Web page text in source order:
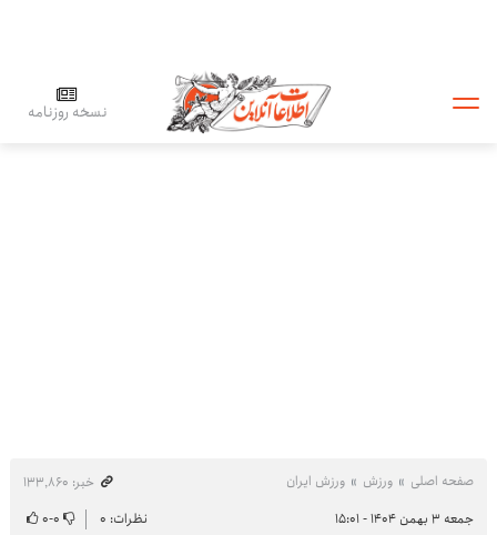
نسخه روزنامه
صفحه اصلی ورزش ورزش ایران
خبر: ۱۳۳٬۸۶۰
جمعه ۳ بهمن ۱۴۰۴ - ۱۵:۰۱
نظرات: ۰ ۰-۰